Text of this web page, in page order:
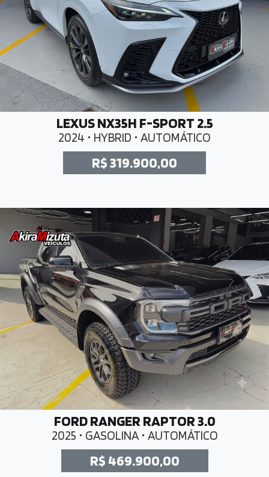
LEXUS NX35H F-SPORT 2.5
2024 • HYBRID • AUTOMÁTICO
R$ 319.900,00
FORD RANGER RAPTOR 3.0
2025 • GASOLINA • AUTOMÁTICO
R$ 469.900,00